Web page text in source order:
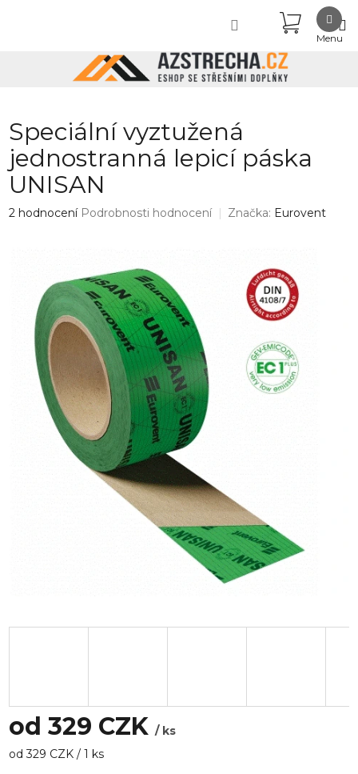
KOŠÍK
Speciální vyztužená
jednostranná lepicí páska
UNISAN
Průměrné
hvězdiček.
2 hodnocení Podrobnosti hodnocení Značka: Eurovent
od329 CZK / ks
Měrná
od 329 CZK / 1 ks